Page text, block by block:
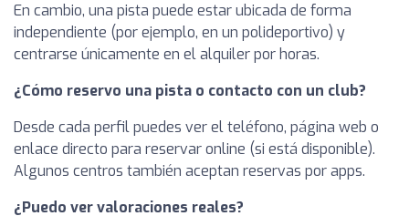
En cambio, una pista puede estar ubicada de forma
independiente (por ejemplo, en un polideportivo) y
centrarse únicamente en el alquiler por horas.
¿Cómo reservo una pista o contacto con un club?
Desde cada perfil puedes ver el teléfono, página web o
enlace directo para reservar online (si está disponible).
Algunos centros también aceptan reservas por apps.
¿Puedo ver valoraciones reales?